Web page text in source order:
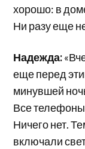
хорошо: в
Ни разу еще
Надежда:
еще перед
минувшей
Все телефоны
Ничего нет.
включали